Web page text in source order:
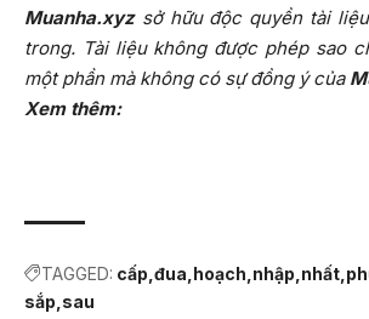
Muanha.xyzsở hữu độc quyền tài
trong. Tài liệu không được phép sao
một phần mà không có sự đồng ý của
Xem thêm:
TAGGED: cấp đua hoạch nhập nhất
sắp sau